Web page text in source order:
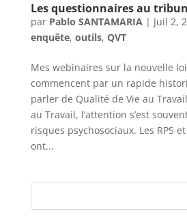
Les questionnaires au
par Pablo SANTAMARIA| Juil 2,
enquête, outils, QVT
Mes webinaires sur la nouvelle loi
commencent par un rapide
parler de Qualité de Vie au
au Travail, l’attention s’est
risques psychosociaux. Les RPS
ont...